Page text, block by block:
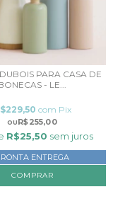
PARA CASA DE
- LE...
R$255,00
com Pix
R$25,50 sem juros
ENTREGA